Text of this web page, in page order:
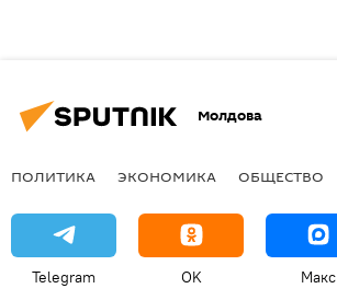
Молдова
ПОЛИТИКА ЭКОНОМИКА ОБЩЕСТВО
Telegram OK Макс